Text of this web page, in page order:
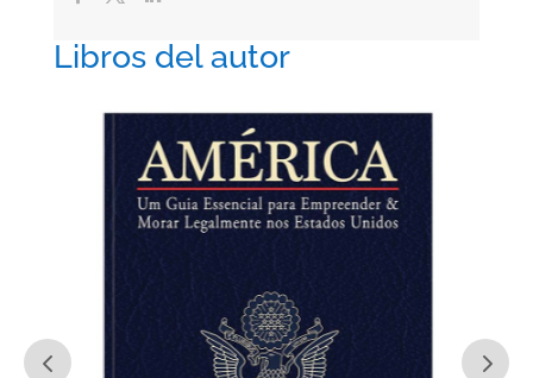
Libros del autor